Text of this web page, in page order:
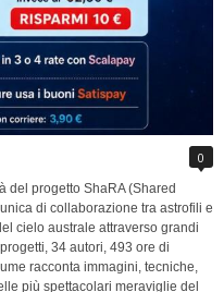
0
del progetto ShaRA (Shared
di collaborazione tra astrofili e
cielo australe attraverso grandi
34 autori, 493 ore di
racconta immagini, tecniche,
più spettacolari meraviglie del